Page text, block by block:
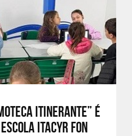
Itinerante” é
Itacyr Fon